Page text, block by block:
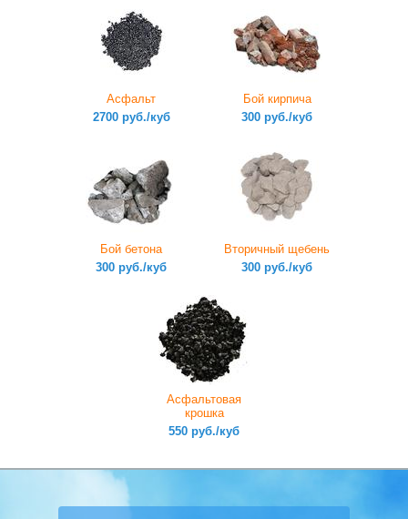
Асфальт
2700 руб./куб
Бой кирпича
300 руб./куб
Бой бетона
300 руб./куб
Вторичный щебень
300 руб./куб
Асфальтовая
крошка
550 руб./куб